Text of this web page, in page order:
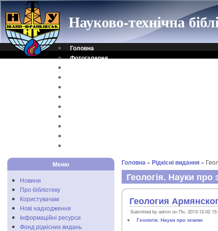
Науково-технічна
Головна
Фотогалерея
Меню
Новини
Про бібліотеку
Користувачам
Нові надходження
Інформаційні ресурси
Фонд рідкісних видань
Головна » Рідкісні видання »
Геологія. Науки
Геология
Submitted by admin on Пн, 2013-12-02
Геологія. Науки про землю